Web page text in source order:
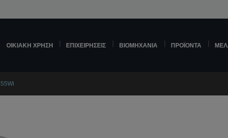
ΟΙΚΙΑΚΉ ΧΡΉΣΗ ΕΠΙΧΕΙΡΉΣΕΙΣ ΒΙΟΜΗΧΑΝΊΑ ΠΡΟΪΌΝΤΑ